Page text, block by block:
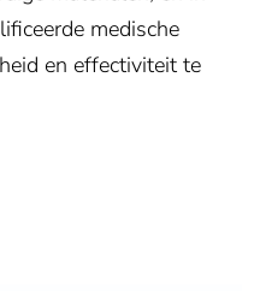
medische
en effectiviteit te